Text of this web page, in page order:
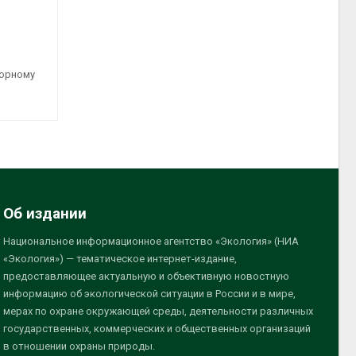
Об издании
Национальное информационное агентство «Экология» (НИА
«Экология») — тематическое интернет-издание,
предоставляющее актуальную и объективную новостную
информацию об экологической ситуации в России и в мире,
мерах по охране окружающей среды, деятельности различных
государственных, коммерческих и общественных организаций
в отношении охраны природы.